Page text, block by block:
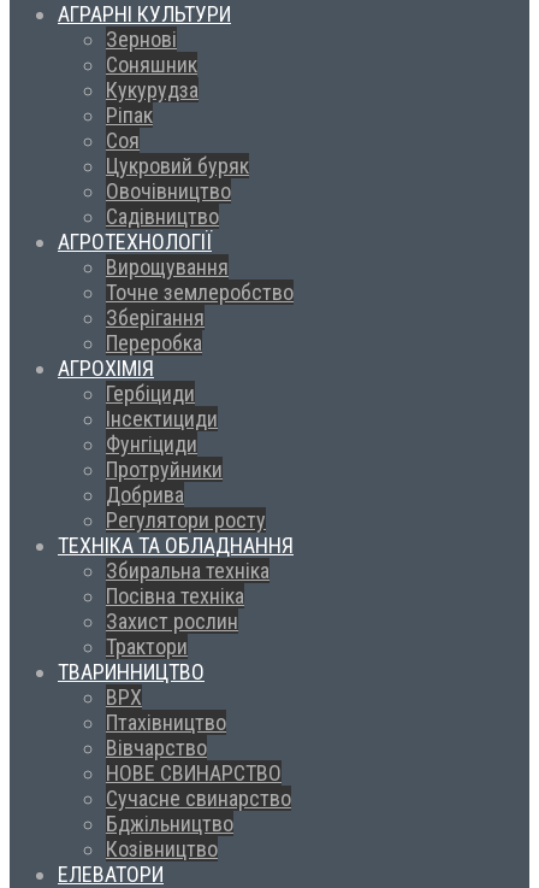
АГРАРНІ КУЛЬТУРИ
Зернові
Соняшник
Кукурудза
Ріпак
Соя
Цукровий буряк
Овочівництво
Садівництво
АГРОТЕХНОЛОГІЇ
Вирощування
Точне землеробство
Зберігання
Переробка
АГРОХІМІЯ
Гербіциди
Інсектициди
Фунгіциди
Протруйники
Добрива
Регулятори росту
ТЕХНІКА ТА ОБЛАДНАННЯ
Збиральна техніка
Посівна техніка
Захист рослин
Трактори
ТВАРИННИЦТВО
ВРХ
Птахівництво
Вівчарство
НОВЕ СВИНАРСТВО
Сучасне свинарство
Бджільництво
Козівництво
ЕЛЕВАТОРИ